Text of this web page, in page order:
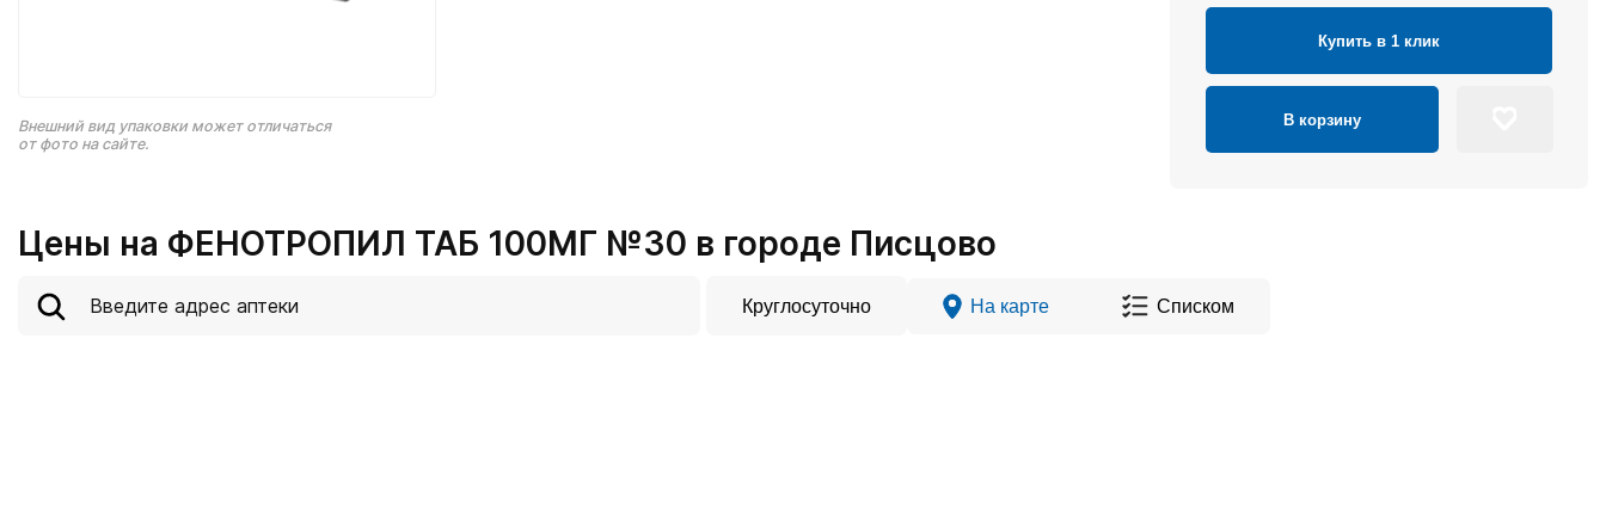
Внешний вид упаковки может отличаться
от фото на сайте.
Купить в 1 клик
В корзину
Цены на ФЕНОТРОПИЛ ТАБ 100МГ №30 в городе Писцово
Круглосуточно На карте Списком